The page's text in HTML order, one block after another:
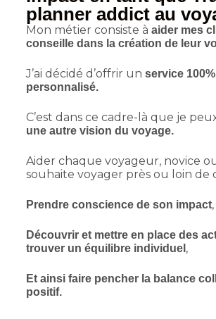
planner addict au
Mon métier consiste à aider mes
conseille dans la création de leur
J’ai décidé d’offrir un service 100%
personnalisé.
C’est dans ce cadre-là que je
une autre vision du voyage.
Aider chaque voyageur, novice
souhaite voyager près ou loin de
Prendre conscience de son impact,
Découvrir et mettre en place des
trouver un équilibre individuel ,
Et ainsi faire pencher la balance
positif.